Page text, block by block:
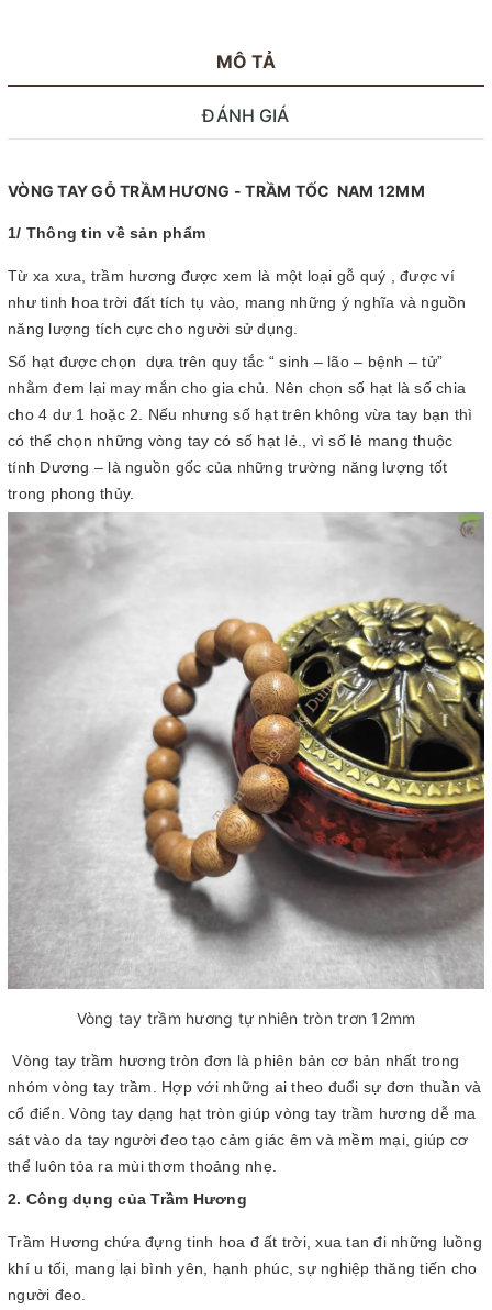
MÔ TẢ
ĐÁNH GIÁ
VÒNG TAY GỖ TRẦM HƯƠNG - TRẦM TỐC NAM 12MM
1/ Thông tin về sản phẩm
Từ xa xưa, trầm hương được xem là một loại gỗ quý , được ví
như tinh hoa trời đất tích tụ vào, mang những ý nghĩa và nguồn
năng lượng tích cực cho người sử dụng.
Số hạt được chọn dựa trên quy tắc “ sinh – lão – bệnh – tử”
nhằm đem lại may mắn cho gia chủ. Nên chọn số hạt là số chia
cho 4 dư 1 hoặc 2. Nếu nhưng số hạt trên không vừa tay bạn thì
có thể chọn những vòng tay có số hạt lẻ., vì số lẻ mang thuộc
tính Dương – là nguồn gốc của những trường năng lượng tốt
trong phong thủy.
Vòng tay trầm hương tự nhiên tròn trơn 12mm
Vòng tay trầm hương tròn đơn là phiên bản cơ bản nhất trong
nhóm vòng tay trầm. Hợp với những ai theo đuổi sự đơn thuần và
cổ điển. Vòng tay dạng hạt tròn giúp vòng tay trầm hương dễ ma
sát vào da tay người đeo tạo cảm giác êm và mềm mại, giúp cơ
thể luôn tỏa ra mùi thơm thoảng nhẹ.
2. Công dụng của Trầm Hương
Trầm Hương chứa đựng tinh hoa đ ất trời, xua tan đi những luồng
khí u tối, mang lại bình yên, hạnh phúc, sự nghiệp thăng tiến cho
người đeo.